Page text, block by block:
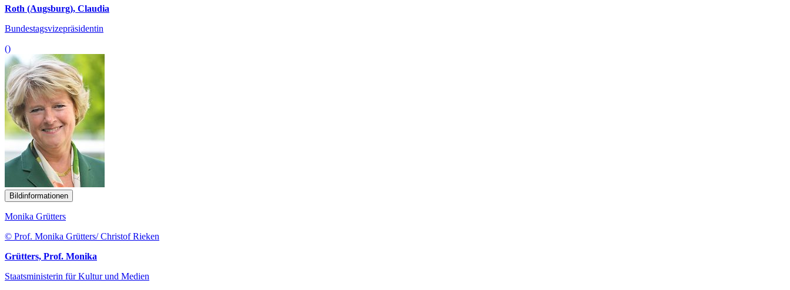
Roth (Augsburg), Claudia
Bundestagsvizepräsidentin
()
Bildinformationen
Monika Grütters
© Prof. Monika Grütters/ Christof Rieken
Grütters, Prof. Monika
Staatsministerin für Kultur und Medien